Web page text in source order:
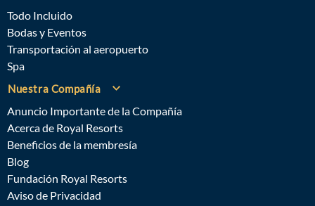
Todo Incluido
Bodas y Eventos
Transportación al aeropuerto
Spa
Nuestra Compañía
Anuncio Importante de la Compañía
Acerca de Royal Resorts
Beneficios de la membresía
Blog
Fundación Royal Resorts
Aviso de Privacidad